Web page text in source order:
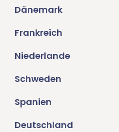
Dänemark
Frankreich
Niederlande
Schweden
Spanien
Deutschland